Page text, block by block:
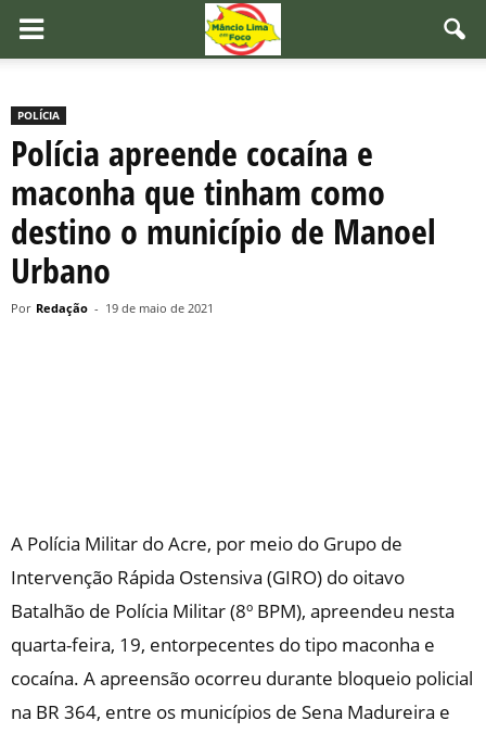
POLÍCIA
Polícia apreende cocaína e
maconha que tinham como
destino o município de Manoel
Urbano
Por Redação - 19 de maio de 2021
A Polícia Militar do Acre, por meio do Grupo de
Intervenção Rápida Ostensiva (GIRO) do oitavo
Batalhão de Polícia Militar (8º BPM), apreendeu nesta
quarta-feira, 19, entorpecentes do tipo maconha e
cocaína. A apreensão ocorreu durante bloqueio policial
na BR 364, entre os municípios de Sena Madureira e